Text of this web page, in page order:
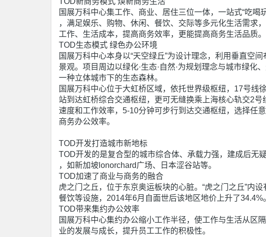
国展万科中心集工作、商业、居住三位一体，一站式“吃喝
，满足娱乐、购物、休闲、餐饮、交际等多元化生活需求
工作、生活成本，提高商务效率，更能提高商务生活品质。
TOD生态模式 绿色办公环境
国展万科中心本身以“天空绿丘”为设计理念，利用垂直空
景观。项目周边以绿化·生态·自然·为规划理念与城市绿化
一种立体城市下的生态森林。
国展万科中心位于大虹桥区域，依托世界级枢纽，17号线
站到达虹桥综合交通枢纽，更可无缝换乘上海核心轨交2
速度和工作效率，5-10分钟可步行到达交通枢纽，选择任
商务办公效率。
TOD开发打造城市新地标
TOD开发的是复合型的城市综合体、承载力强，建成后无
，如新加坡lonorchard广场、日本涩谷站等。
TOD加速了商业与商务的融合
虎之门之丘，位于东京奥运板块的心脏。“虎之门之丘”内
餐饮等设施，2014年6月自面世后该地区地价上升了34.4%
TOD带来集约办公效率
国展万科中心集约办公缩小工作半径，使工作与生活从区
业的发展与成长，提升员工工作的积极性。